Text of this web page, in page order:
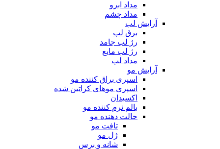
مداد ابرو
مداد چشم
آرایش لب
برق لب
رژ لب جامد
رژ لب مایع
مداد لب
آرایش مو
اسپری براق کننده مو
اسپری موهای کراتین شده
اکسیدان
بالم نرم کننده مو
حالت دهنده مو
تافت مو
ژل مو
شانه و برس